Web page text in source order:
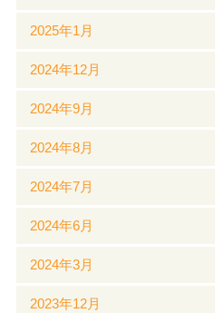
2025年1月
2024年12月
2024年9月
2024年8月
2024年7月
2024年6月
2024年3月
2023年12月